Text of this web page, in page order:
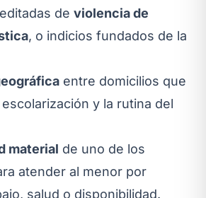
de violencia de
, o indicios fundados de la
entre domicilios que
y la rutina del
material de uno de los
atender al menor por
salud o disponibilidad.